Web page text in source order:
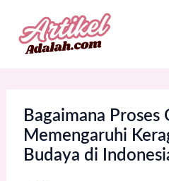
konten
Bagaimana Proses
Memengaruhi
Budaya di